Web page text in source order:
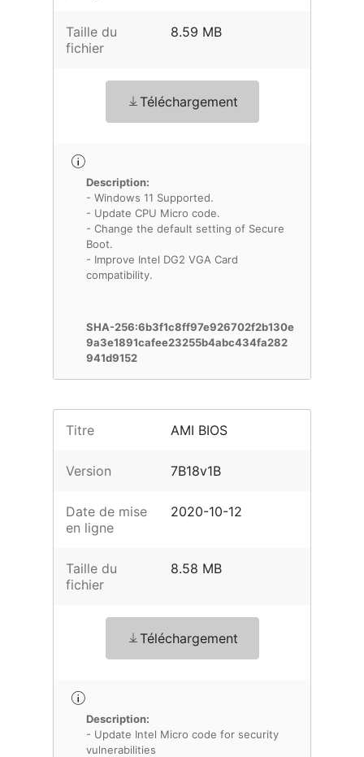
Taille du
fichier
8.59 MB
Téléchargement
Description:
- Windows 11 Supported.
- Update CPU Micro code.
- Change the default setting of Secure
Boot.
- Improve Intel DG2 VGA Card
compatibility.
SHA-256:6b3f1c8ff97e926702f2b130e
9a3e1891cafee23255b4abc434fa282
941d9152
Titre AMI BIOS
Version 7B18v1B
Date de mise
en ligne
2020-10-12
Taille du
fichier
8.58 MB
Téléchargement
Description:
- Update Intel Micro code for security
vulnerabilities